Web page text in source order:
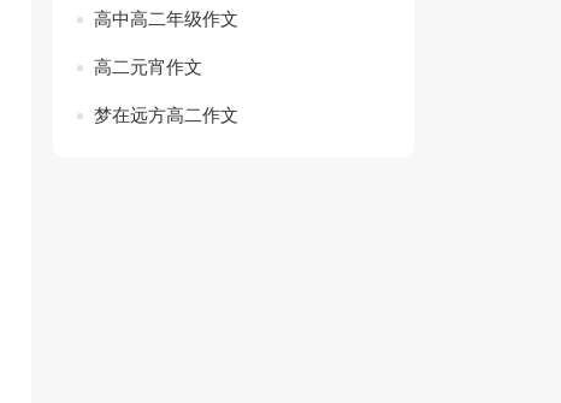
高中高二年级作文
高二元宵作文
梦在远方高二作文